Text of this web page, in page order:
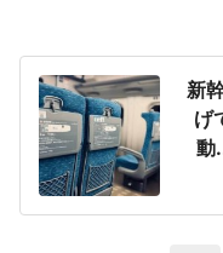
新
げ
動